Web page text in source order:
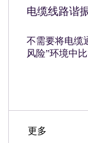
电缆线路谐
不需要将电缆
风险”环境中
更多